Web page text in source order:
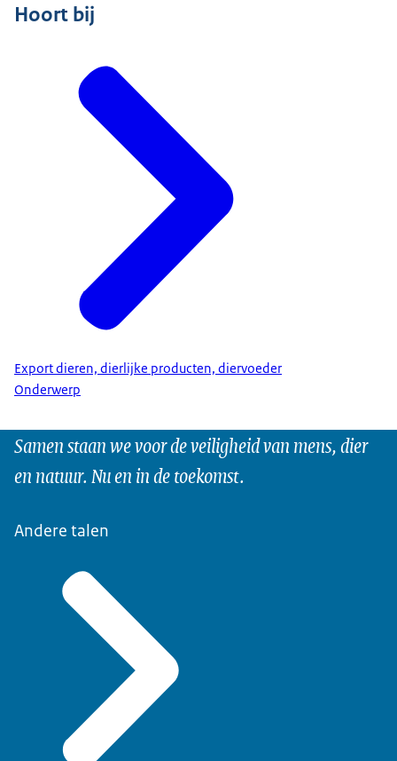
Hoort bij
Export dieren, dierlijke producten, diervoeder
Onderwerp
Samen staan we voor de veiligheid van mens, dier
en natuur. Nu en in de toekomst.
Andere talen